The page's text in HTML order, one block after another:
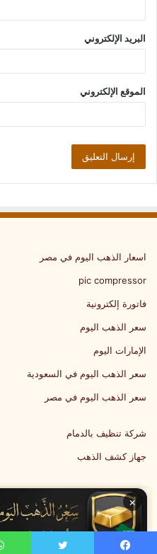
البريد الإلكتروني
الموقع الإلكتروني
×
اسعار الذهب اليوم في مصر
pic compressor
فاتورة إلكترونية
سعر الذهب اليوم
الإمارات اليوم
سعر الذهب اليوم في السعودية
سعر الذهب اليوم في مصر
شركة تنظيف بالدمام
جهاز كشف الذهب